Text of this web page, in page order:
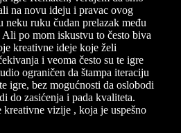
na novu ideju i pravac ovog
neku ruku čudan prelazak među
po mom iskustvu to često biva
kreativne ideje koje želi
i veoma često su te igre
ograničen da štampa iteraciju
igre, bez mogućnosti da oslobodi
do zasićenja i pada kvaliteta.
kreativne vizije , koja je uspešno